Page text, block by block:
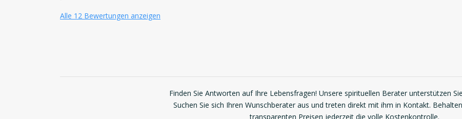
Alle 12 Bewertungen anzeigen
Finden Sie Antworten auf Ihre Lebensfragen! Unsere spirituellen Berater unterstützen
Suchen Sie sich Ihren Wunschberater aus und treten direkt mit ihm in Kontakt.
transparenten Preisen jederzeit die volle Kostenkontrolle.